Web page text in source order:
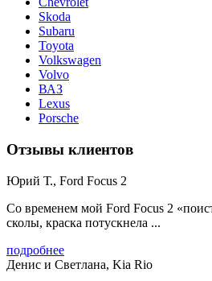
Skoda
Subaru
Toyota
Volkswagen
Volvo
ВАЗ
Lexus
Porsche
Отзывы клиентов
Юрий Т., Ford Focus 2
Со временем мой Ford Focus 2
сколы, краска потускнела ...
подробнее
Денис и Светлана, Kia Rio